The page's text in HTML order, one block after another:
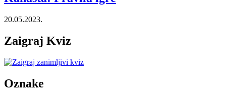
20.05.2023.
Zaigraj Kviz
Oznake